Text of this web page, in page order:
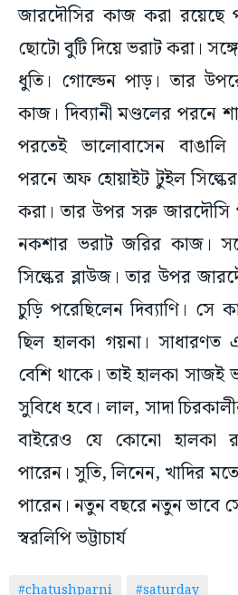
জারদৌসির কাজ করা রয়েছে
ছোটো বুটি দিয়ে ভরাট করা।
ধুতি। গোল্ডেন পাড়। তার
কাজ। দিব্যানী মণ্ডলের পরনে
পরতেই ভালোবাসেন বাঙালি
পরনে অফ হোয়াইট টুইল
করা। তার উপর সরু জারদৌসি
নকশার ভরাট জরির কাজ।
সিল্কের ব্লাউজ। তার উপর
চুড়ি পরেছিলেন দিব্যাণি। সে
ছিল হালকা গয়না। সাধারণত
বেশি থাকে। তাই হালকা সাজই
সুবিধে হবে। লাল, সাদা
বাইরেও যে কোনো হালকা
পারেন। সুতি, লিনেন, খাদির
পারেন। নতুন বছরে নতুন ভাবে
স্বরলিপি ভট্টাচার্য
#chatushparni #saturday